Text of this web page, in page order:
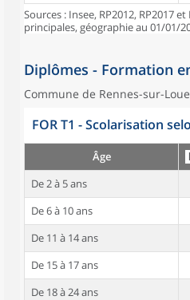
Sources : Insee, RP2012, RP2017
principales, géographie au 01/01/
Diplômes - Formation
Commune de Rennes-sur-
FOR T1 - Scolarisation
Âge
De 2 à 5 ans
De 6 à 10 ans
De 11 à 14 ans
De 15 à 17 ans
De 18 à 24 ans